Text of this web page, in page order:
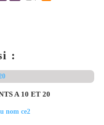
:
A 10 ET 20